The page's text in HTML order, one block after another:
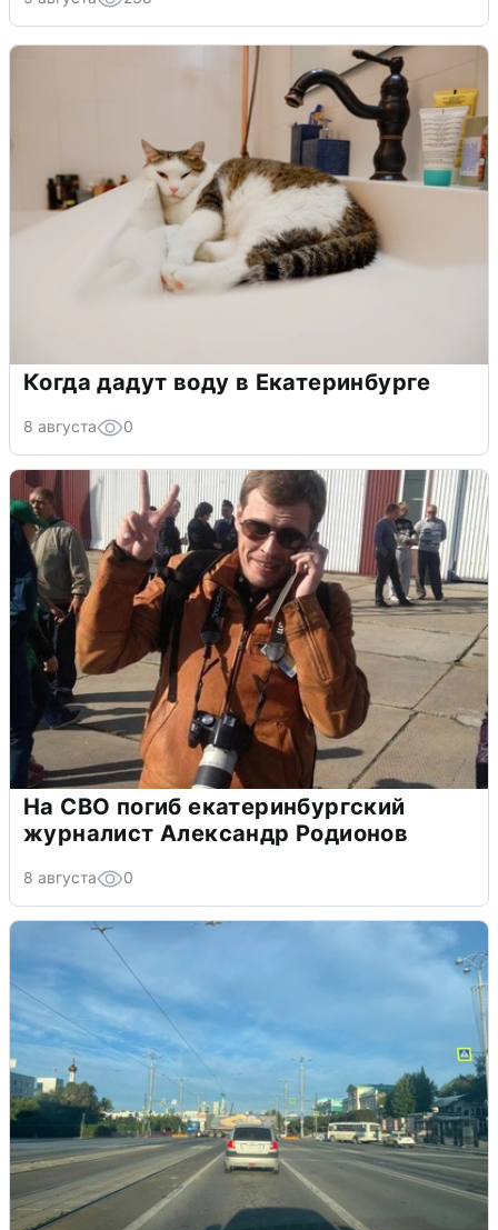
Когда дадут воду в Екатеринбурге
8 августа 0
На СВО погиб екатеринбургский
журналист Александр Родионов
8 августа 0